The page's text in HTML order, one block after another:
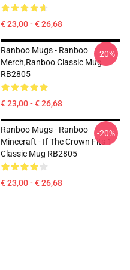
€ 23,00 - € 26,68
Ranboo Mugs - Ranboo
Merch,Ranboo Classic Mug
RB2805
€ 23,00 - € 26,68
-20%
Ranboo Mugs - Ranboo
Minecraft - If The Crown Fits 1
Classic Mug RB2805
€ 23,00 - € 26,68
-20%